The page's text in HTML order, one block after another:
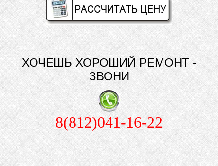
ХОЧЕШЬ ХОРОШИЙ РЕМОНТ -
ЗВОНИ
8(812)041-16-22